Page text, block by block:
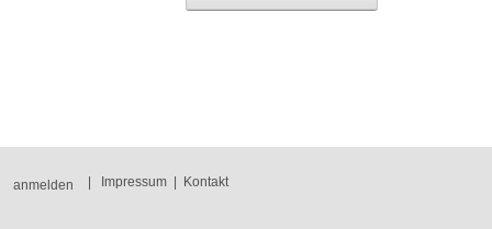
anmelden Impressum Kontakt